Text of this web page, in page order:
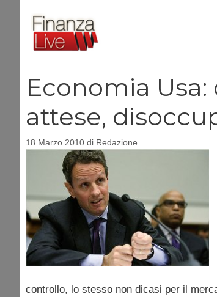
contenuto
Economia
attese,
18 Marzo 2010 di Redazione
controllo, lo stesso non dicasi per il